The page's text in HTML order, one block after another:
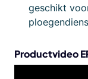
geschikt
Productvideo